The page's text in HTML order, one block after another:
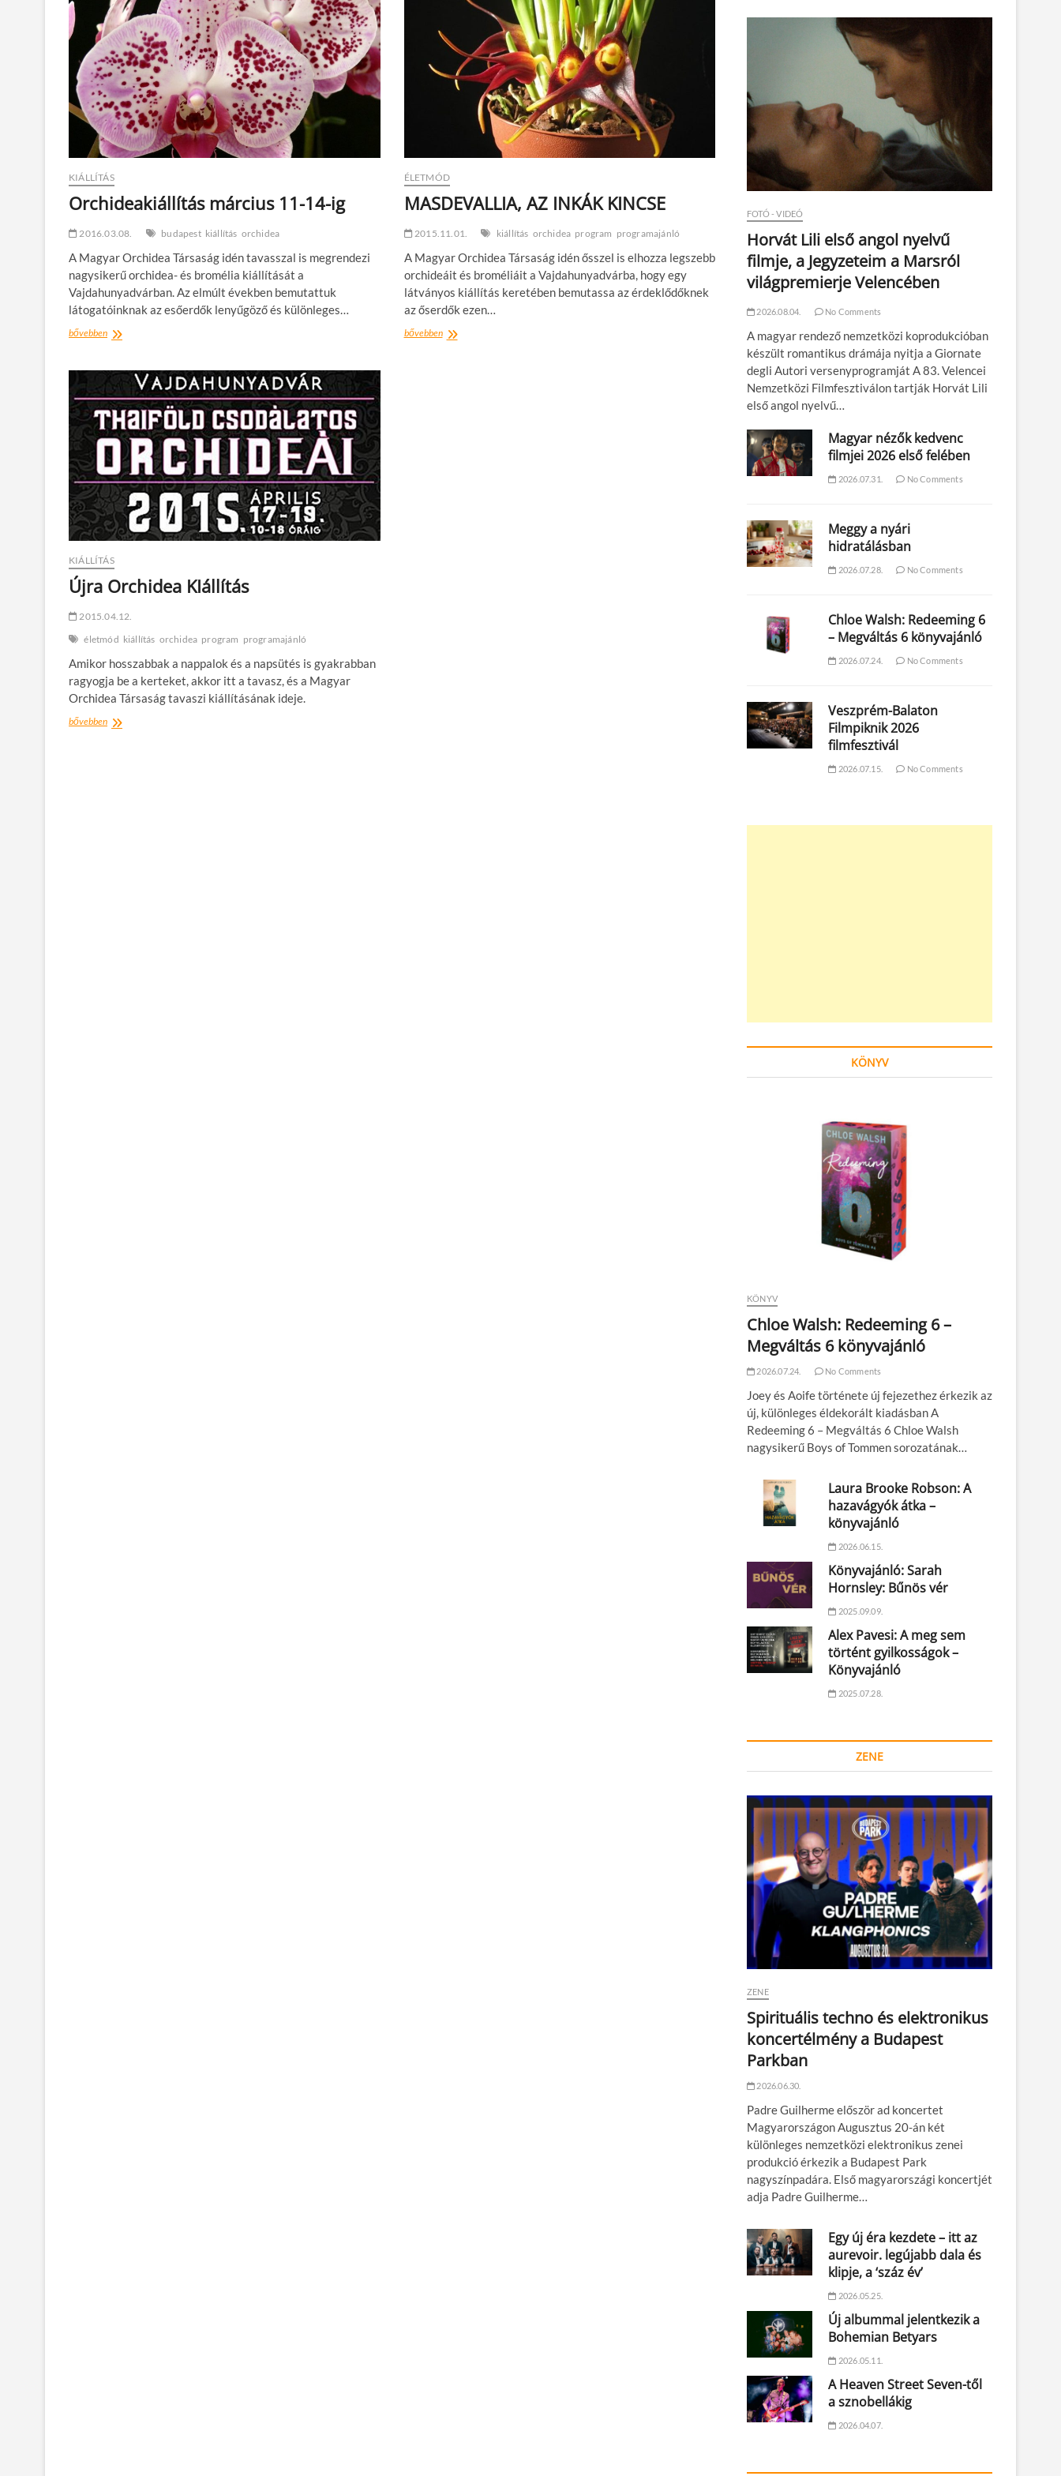
KIÁLLÍTÁS
Orchideakiállítás március 11-14-ig
2016.03.08. budapest kiállítás orchidea
A Magyar Orchidea Társaság idén tavasszal is megrendezi
nagysikerű orchidea- és bromélia kiállítását a
Vajdahunyadvárban. Az elmúlt években bemutattuk
látogatóinknak az esőerdők lenyűgöző és különleges…
bővebbenOrchideakiállítás
14-
ig
ÉLETMÓD
MASDEVALLIA, AZ INKÁK KINCSE
2015.11.01. kiállítás orchidea program programajánló
A Magyar Orchidea Társaság idén ősszel is elhozza legszebb
orchideáit és broméliáit a Vajdahunyadvárba, hogy egy
látványos kiállítás keretében bemutassa az érdeklődőknek
az őserdők ezen…
bővebbenMASDEVALLIA,
KIÁLLÍTÁS
Újra Orchidea KIállítás
2015.04.12.
életmód kiállítás orchidea program programajánló
Amikor hosszabbak a nappalok és a napsütés is gyakrabban
ragyogja be a kerteket, akkor itt a tavasz, és a Magyar
Orchidea Társaság tavaszi kiállításának ideje.
bővebbenÚjra
FOTÓ - VIDEÓ
Horvát Lili első angol nyelvű
filmje, a Jegyzeteim a Marsról
világpremierje Velencében
2026.08.04. No Comments
A magyar rendező nemzetközi koprodukcióban
készült romantikus drámája nyitja a Giornate
degli Autori versenyprogramját A 83. Velencei
Nemzetközi Filmfesztiválon tartják Horvát Lili
első angol nyelvű…
Magyar nézők kedvenc
filmjei 2026 első felében
2026.07.31. No Comments
Meggy a nyári
hidratálásban
2026.07.28. No Comments
Chloe Walsh: Redeeming 6
– Megváltás 6 könyvajánló
2026.07.24. No Comments
Veszprém-Balaton
Filmpiknik 2026
filmfesztivál
2026.07.15. No Comments
KÖNYV
KÖNYV
Chloe Walsh: Redeeming 6 –
Megváltás 6 könyvajánló
2026.07.24. No Comments
Joey és Aoife története új fejezethez érkezik az
új, különleges éldekorált kiadásban A
Redeeming 6 – Megváltás 6 Chloe Walsh
nagysikerű Boys of Tommen sorozatának…
Laura Brooke Robson: A
hazavágyók átka –
könyvajánló
2026.06.15.
Könyvajánló: Sarah
Hornsley: Bűnös vér
2025.09.09.
Alex Pavesi: A meg sem
történt gyilkosságok –
Könyvajánló
2025.07.28.
ZENE
ZENE
Spirituális techno és elektronikus
koncertélmény a Budapest
Parkban
2026.06.30.
Padre Guilherme először ad koncertet
Magyarországon Augusztus 20-án két
különleges nemzetközi elektronikus zenei
produkció érkezik a Budapest Park
nagyszínpadára. Első magyarországi koncertjét
adja Padre Guilherme…
Egy új éra kezdete – itt az
aurevoir. legújabb dala és
klipje, a ‘száz év’
2026.05.25.
Új albummal jelentkezik a
Bohemian Betyars
2026.05.11.
A Heaven Street Seven-től
a sznobellákig
2026.04.07.